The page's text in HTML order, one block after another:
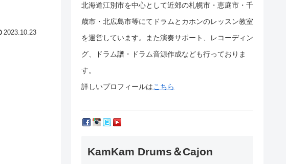
2023.10.23
北海道江別市を中心として近郊の札幌市・恵庭市・千
歳市・北広島市等にて ドラムとカホンのレッスン教室
を運営しています。
また演奏サポート、レコーディン
グ、ドラム譜・ドラム音源作成なども行っておりま
す。
詳しいプロフィールはこちら
KamKam Drums＆Cajon